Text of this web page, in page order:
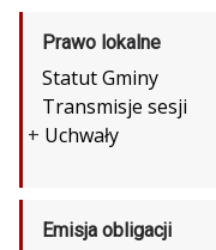
Prawo lokalne
Statut Gminy
Transmisje sesji
+ Uchwały
Emisja obligacji